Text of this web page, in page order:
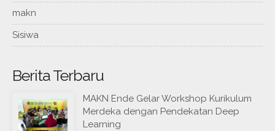
makn
Sisiwa
Berita Terbaru
MAKN Ende Gelar Workshop Kurikulum
Merdeka dengan Pendekatan Deep
Learning